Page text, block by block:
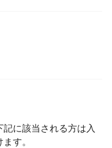
に該当される方は入
す。